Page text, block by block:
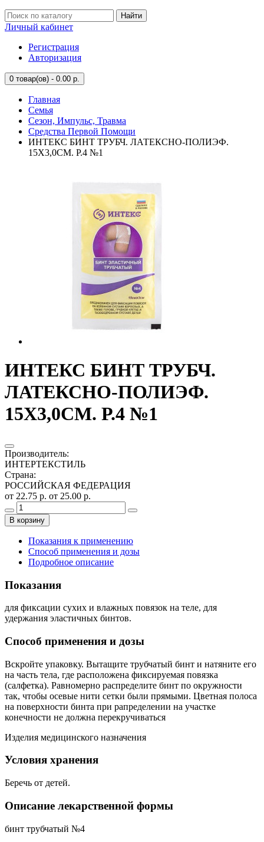
Найти
Личный кабинет
Регистрация
Авторизация
0 товар(ов) - 0.00 р.
Главная
Семья
Сезон, Импульс, Травма
Средства Первой Помощи
ИНТЕКС БИНТ ТРУБЧ. ЛАТЕКСНО-ПОЛИЭФ.
15Х3,0СМ. Р.4 №1
ИНТЕКС БИНТ ТРУБЧ.
ЛАТЕКСНО-ПОЛИЭФ.
15Х3,0СМ. Р.4 №1
Производитель:
ИНТЕРТЕКСТИЛЬ
Страна:
РОССИЙСКАЯ ФЕДЕРАЦИЯ
от 22.75 р. от 25.00 р.
В корзину
Показания к применению
Способ применения и дозы
Подробное описание
Показания
для фиксации сухих и влажных повязок на теле, для
удержания эластичных бинтов.
Способ применения и дозы
Вскройте упаковку. Вытащите трубчатый бинт и натяните его
на часть тела, где расположена фиксируемая повязка
(салфетка). Равномерно распределите бинт по окружности
так, чтобы осевые нити сетки были прямыми. Цветная полоса
на поверхности бинта при рапределении на участке
конечности не должна перекручиваться
Изделия медицинского назначения
Условия хранения
Беречь от детей.
Описание лекарственной формы
бинт трубчатый №4